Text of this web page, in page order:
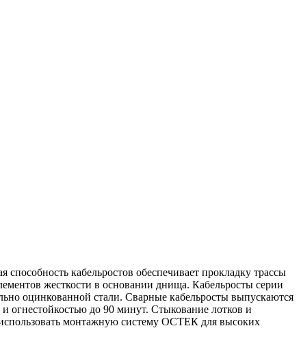
кабельростов обеспечивает прокладку трассы
жесткости в основании днища. Кабельросты серии
оцинкованной стали. Сварные кабельросты выпускаются
огнестойкостью до 90 минут. Стыкование лотков и
использовать монтажную систему ОСТЕК для высоких